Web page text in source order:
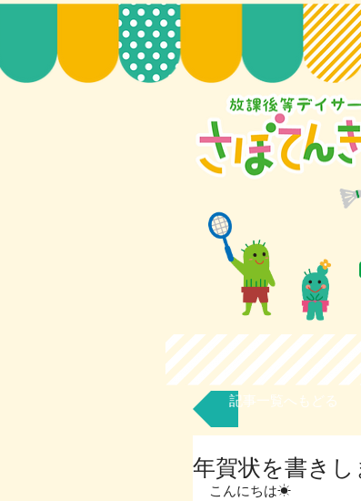
記事一覧へもどる
年賀状を書きし
こんにちは☀